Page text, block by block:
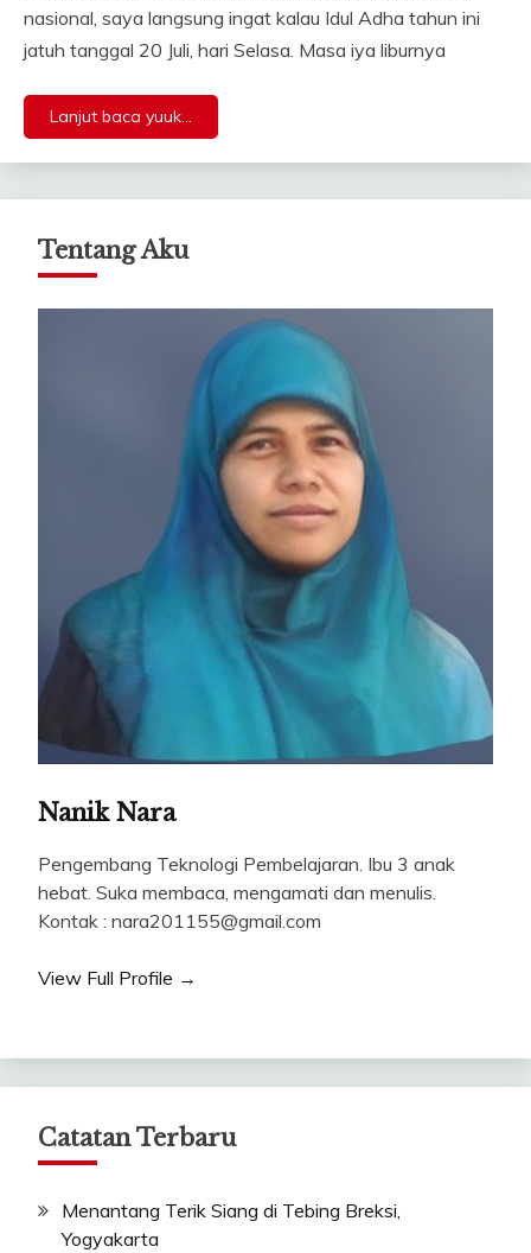
nasional, saya langsung ingat kalau Idul Adha tahun ini
jatuh tanggal 20 Juli, hari Selasa. Masa iya liburnya
Lanjut baca yuuk...
Tentang Aku
Nanik Nara
Pengembang Teknologi Pembelajaran. Ibu 3 anak
hebat. Suka membaca, mengamati dan menulis.
Kontak : nara201155@gmail.com
View Full Profile →
Catatan Terbaru
Menantang Terik Siang di Tebing Breksi,
Yogyakarta